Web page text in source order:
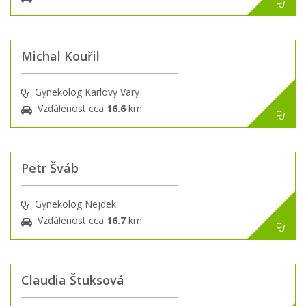
Michal Kouřil
Gynekolog Karlovy Vary
Vzdálenost cca 16.6 km
Petr Šváb
Gynekolog Nejdek
Vzdálenost cca 16.7 km
Claudia Štuksová